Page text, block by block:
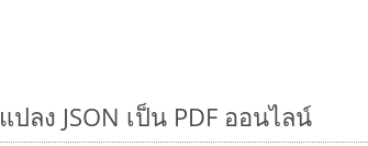
ลง JSON เป็น PDF ออนไลน์